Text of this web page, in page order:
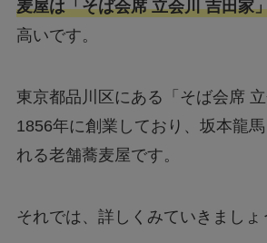
麦屋は「そば会席 立会川 吉田家
高いです。
東京都品川区にある「そば会席
1856年に創業しており、坂本龍
れる老舗蕎麦屋です。
それでは、詳しくみていきましょ